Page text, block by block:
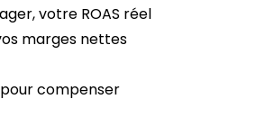
votre ROAS réel
marges nettes
pour compenser